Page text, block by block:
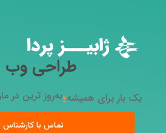
طراحی وب
بار برای همیشه ؛به‌روز ترین در مارکت
تماس با کارشناس ژابیزپردا